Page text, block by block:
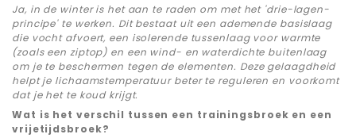
Ja, in de winter is het aan te raden om met het 'drie-lagen-
principe' te werken. Dit bestaat uit een ademende basislaag
die vocht afvoert, een isolerende tussenlaag voor warmte
(zoals een ziptop) en een wind- en waterdichte buitenlaag
om je te beschermen tegen de elementen. Deze gelaagdheid
helpt je lichaamstemperatuur beter te reguleren en voorkomt
dat je het te koud krijgt.
Wat is het verschil tussen een trainingsbroek en een
vrijetijdsbroek?